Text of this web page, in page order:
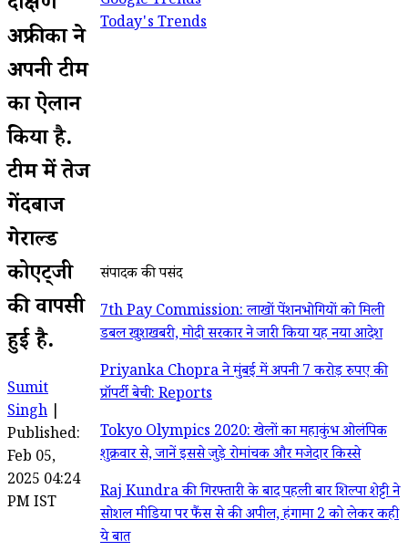
अफ्रीका ने
अपनी टीम
का ऐलान
किया है.
टीम में तेज
गेंदबाज
गेराल्ड
कोएट्जी
की वापसी
हुई है.
Sumit
Singh
Published:
Feb 05,
2025 04:24
PM IST
Today's Trends
संपादक की पसंद
7th Pay Commission: लाखों पेंशनभोगियों को मिली
डबल खुशखबरी, मोदी सरकार ने जारी किया यह नया आदेश
Priyanka Chopra ने मुंबई में अपनी 7 करोड़ रुपए की
प्रॉपर्टी बेची: Reports
Tokyo Olympics 2020: खेलों का महाकुंभ ओलंपिक
शुक्रवार से, जानें इससे जुड़े रोमांचक और मजेदार किस्से
Raj Kundra की गिरफ्तारी के बाद पहली बार शिल्पा शेट्टी ने
सोशल मीडिया पर फैंस से की अपील, हंगामा 2 को लेकर कही
ये बात